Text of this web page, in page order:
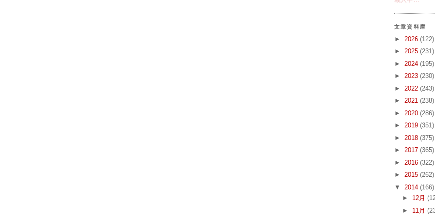
文章資料庫
► 2026 (122)
► 2025 (231)
► 2024 (195)
► 2023 (230)
► 2022 (243)
► 2021 (238)
► 2020 (286)
► 2019 (351)
► 2018 (375)
► 2017 (365)
► 2016 (322)
► 2015 (262)
▼ 2014 (166)
► 12月
► 11月